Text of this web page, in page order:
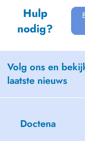
Hulp
nodig?
Volg ons en
laatste nieuws
Doctena